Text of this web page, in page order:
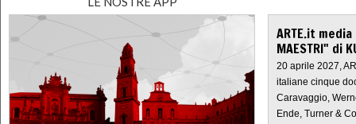
ARTE.it
MAESTRI" di
20 aprile 2027,
italiane cinque
Caravaggio,
Ende, Turner &